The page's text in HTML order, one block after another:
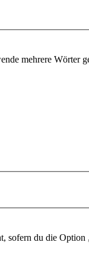
mehrere Wörter
sofern du die